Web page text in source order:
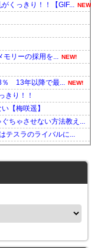
くっきり！！【GIF...
リーの採用を... NEW!
％ 13年以降で最... NEW!
きり！！
【梅咲遥】
ちゃさせない方法教え...
テスラのライバルに...